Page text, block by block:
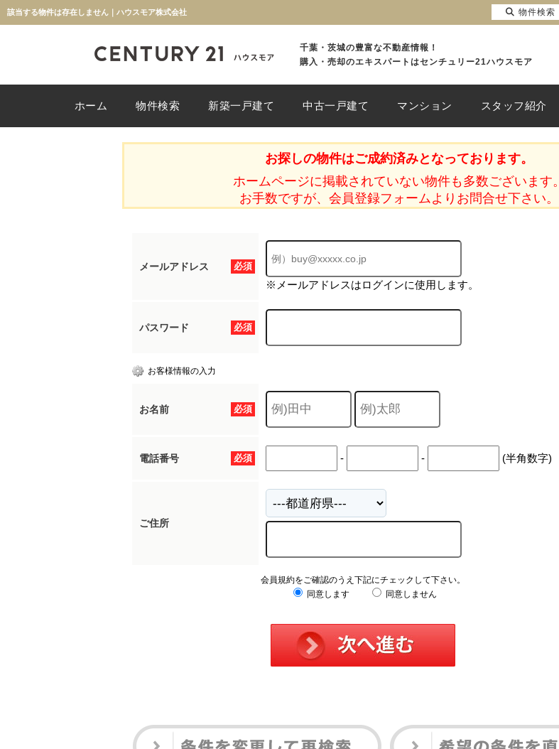
該当する物件は存在しません｜ハウスモア株式会社
千葉・茨城の豊富な不動産情報！
購入・売却のエキスパートはセンチュリー21ハウスモア
ホーム 物件検索 新築一戸建て 中古一戸建て マンション スタッフ紹介
お探しの物件はご成約済みとなっております。
ホームページに掲載されていない物件も多数ございます。
お手数ですが、会員登録フォームよりお問合せ下さい。
必須
メールアドレス
※メールアドレスはログインに使用します。
必須
パスワード
お客様情報の入力
必須
お名前
必須
電話番号 - - (半角数字)
ご住所
会員規約をご確認のうえ下記にチェックして下さい。
同意します
同意しません
物件検索